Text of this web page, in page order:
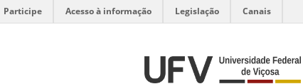
Participe Acesso à informação Legislação Canais